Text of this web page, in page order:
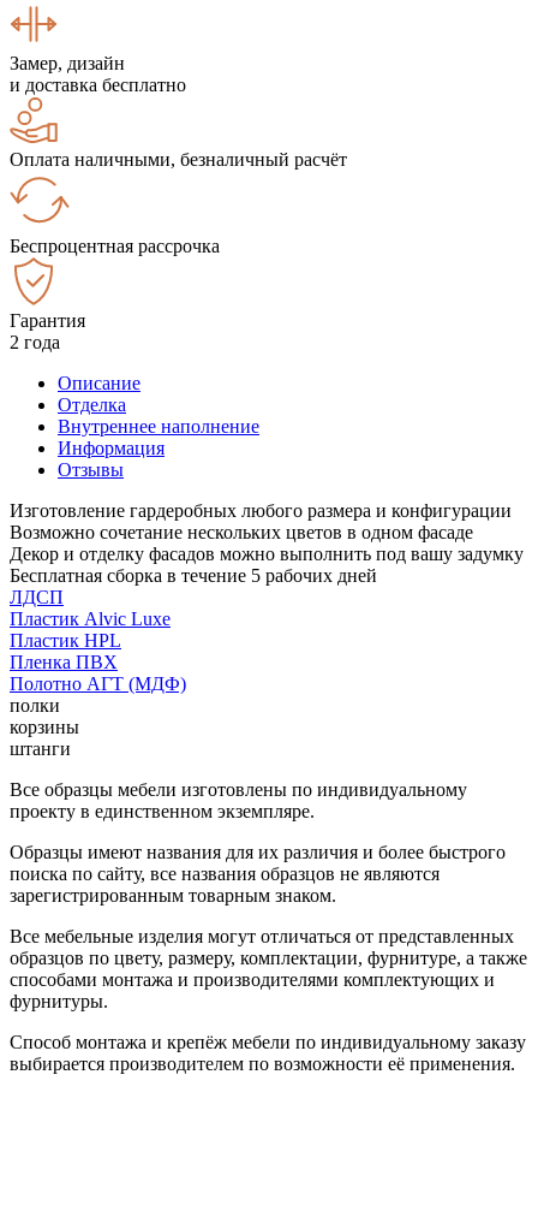
Замер, дизайн
и доставка бесплатно
Оплата наличными, безналичный расчёт
Беспроцентная рассрочка
Гарантия
2 года
Описание
Отделка
Внутреннее наполнение
Информация
Отзывы
Изготовление гардеробных любого размера и конфигурации
Возможно сочетание нескольких цветов в одном фасаде
Декор и отделку фасадов можно выполнить под вашу задумку
Бесплатная сборка в течение 5 рабочих дней
ЛДСП
Пластик Alvic Luxe
Пластик HPL
Пленка ПВХ
Полотно АГТ (МДФ)
полки
корзины
штанги
Все образцы мебели изготовлены по индивидуальному
проекту в единственном экземпляре.
Образцы имеют названия для их различия и более быстрого
поиска по сайту, все названия образцов не являются
зарегистрированным товарным знаком.
Все мебельные изделия могут отличаться от представленных
образцов по цвету, размеру, комплектации, фурнитуре, а также
способами монтажа и производителями комплектующих и
фурнитуры.
Способ монтажа и крепёж мебели по индивидуальному заказу
выбирается производителем по возможности её применения.